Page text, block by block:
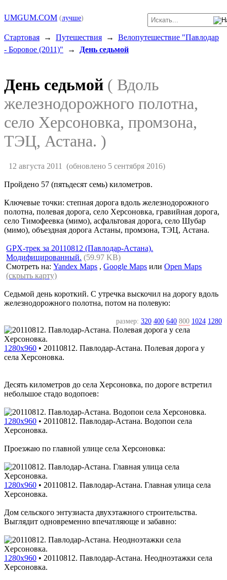
UMGUM.COM (лучше)
Стартовая → Путешествия → Велопутешествие "Павлодар
- Боровое (2011)" → День седьмой
День седьмой ( Вдоль
железнодорожного полотна,
село Херсоновка, промзона,
ТЭЦ, Астана. )
12 августа 2011 (обновлено 5 сентября 2016)
Пройдено 57 (пятьдесят семь) километров.
Ключевые точки: степная дорога вдоль железнодорожного
полотна, полевая дорога, село Херсоновка, гравийная дорога,
село Тимофеевка (мимо), асфальтовая дорога, село Шубар
(мимо), объездная дорога Астаны, промзона, ТЭЦ, Астана.
GPX-трек за 20110812 (Павлодар-Астана).
Модифицированный. (59.97 KB)
Смотреть на:Yandex Maps ,Google Maps илиOpen Maps
(скрыть карту)
Седьмой день короткий. С утречка выскочил на дорогу вдоль
железнодорожного полотна, потом на полевую:
размер: 320 400 640 800 1024 1280
1280x960 • 20110812. Павлодар-Астана. Полевая дорога у
села Херсоновка.
Десять километров до села Херсоновка, по дороге встретил
небольшое стадо водопоев:
1280x960 • 20110812. Павлодар-Астана. Водопои села
Херсоновка.
Проезжаю по главной улице села Херсоновка:
1280x960 • 20110812. Павлодар-Астана. Главная улица села
Херсоновка.
Дом сельского энтузиаста двухэтажного строительства.
Выглядит одновременно впечатляюще и забавно:
1280x960 • 20110812. Павлодар-Астана. Неодноэтажки села
Херсоновка.